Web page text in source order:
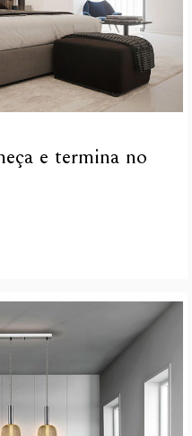
e termina no